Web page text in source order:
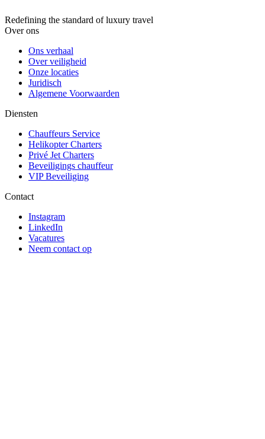
Redefining the standard of luxury travel
Over ons
Ons verhaal
Over veiligheid
Onze locaties
Juridisch
Algemene Voorwaarden
Diensten
Chauffeurs Service
Helikopter Charters
Privé Jet Charters
Beveiligings chauffeur
VIP Beveiliging
Contact
Instagram
LinkedIn
Vacatures
Neem contact op